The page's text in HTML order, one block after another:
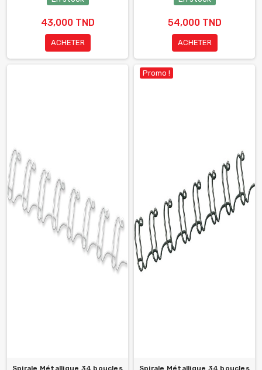
43,000 TND
ACHETER
54,000 TND
ACHETER
Spirale Métallique 34 boucles
Promo !
Spirale Métallique 34 boucles